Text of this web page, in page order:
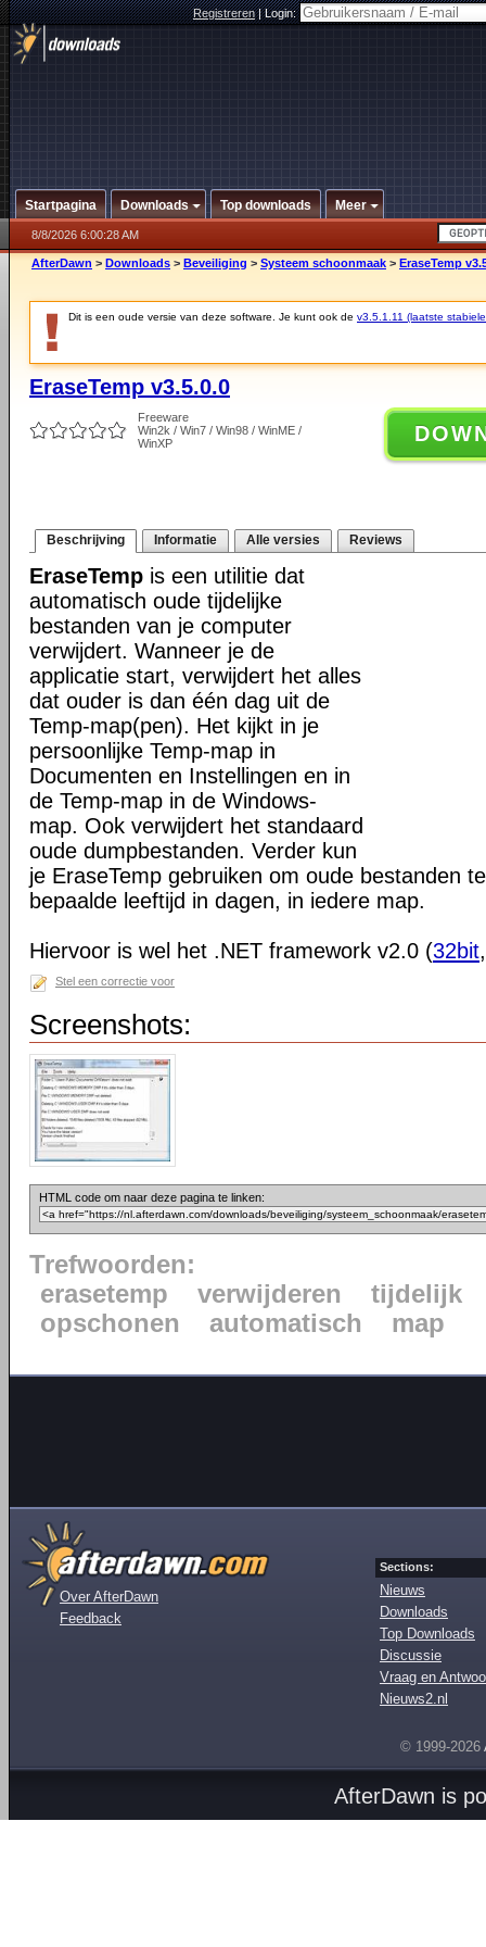
Registreren|Login:
Startpagina Downloads Top downloads Meer
8/8/2026 6:00:28 AM
AfterDawn > Downloads > Beveiliging > Systeem schoonmaak > EraseTemp
Dit is een oude versie van deze software. Je kunt ook de v3.5.1.11 (laatste
EraseTemp v3.5.0.0
Freeware
Win2k / Win7 / Win98 / WinME /
WinXP
Beschrijving Informatie Alle versies Reviews
EraseTemp is een utilitie dat
automatisch oude tijdelijke
bestanden van je computer
verwijdert. Wanneer je de
applicatie start, verwijdert het alles
dat ouder is dan één dag uit de
Temp-map(pen). Het kijkt in je
persoonlijke Temp-map in
Documenten en Instellingen en in
de Temp-map in de Windows-
map. Ook verwijdert het standaard
oude dumpbestanden. Verder kun
je EraseTemp gebruiken om oude bestanden
bepaalde leeftijd in dagen, in iedere map.
Hiervoor is wel het .NET framework v2.0 (32bit
Stel een correctie voor
Screenshots:
HTML code om naar deze pagina te linken:
Trefwoorden:
erasetemp
verwijderen
tijdelijk
opschonen
automatisch map
Over AfterDawn
Feedback
Sections:
Nieuws
Downloads
Top Downloads
Discussie
Vraag en
Nieuws2.nl
© 1999-2026
AfterDawn is